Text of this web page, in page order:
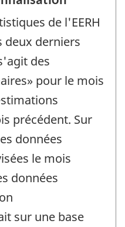
de l'EERH
deux derniers
des
pour le mois
précédent. Sur
données
le mois
données
sur une base